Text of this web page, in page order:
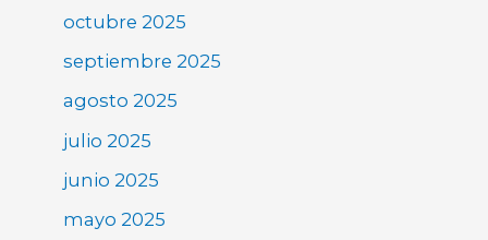
octubre 2025
septiembre 2025
agosto 2025
julio 2025
junio 2025
mayo 2025